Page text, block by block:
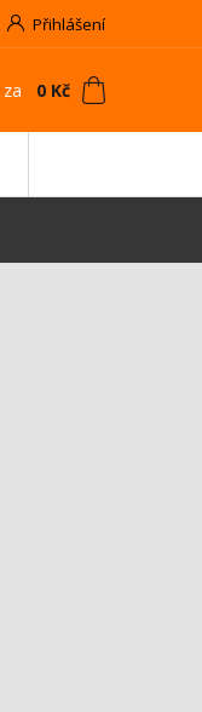
Přihlášení
za 0 Kč